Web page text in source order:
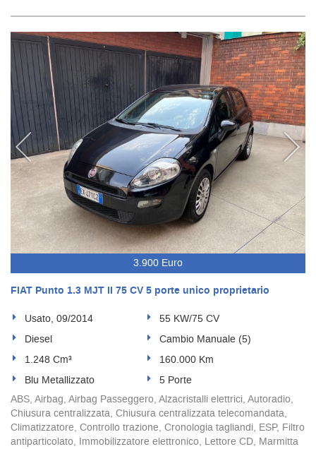
3.900 Euro
FIAT Punto 1.3 MJT II 75 CV 5 porte unico proprietario
Usato, 09/2014
55 KW/75 CV
Diesel
Cambio Manuale (5)
1.248 Cm³
160.000 Km
Blu Metallizzato
5 Porte
ABS, Airbag, Airbag Passeggero, Alzacristalli elettrici, Autoradio,
Chiusura centralizzata, Chiusura centralizzata telecomandata,
Climatizzatore, Controllo trazione, Cronologia tagliandi, ESP, Filtro
antiparticolato, Immobilizzatore elettronico, Lettore CD, Marmitta